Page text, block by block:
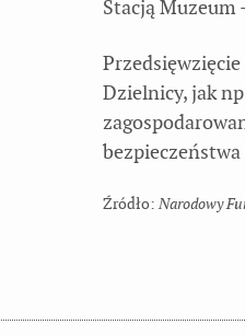
Stacją
Dzielnicy, jak
Narodowy